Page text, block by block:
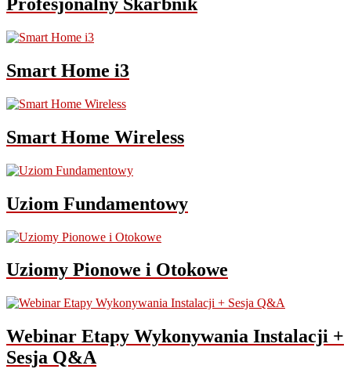
Smart Home i3
Smart Home Wireless
Uziom Fundamentowy
Uziomy Pionowe i Otokowe
Webinar Etapy Wykonywania Instalacji +
Sesja Q&A